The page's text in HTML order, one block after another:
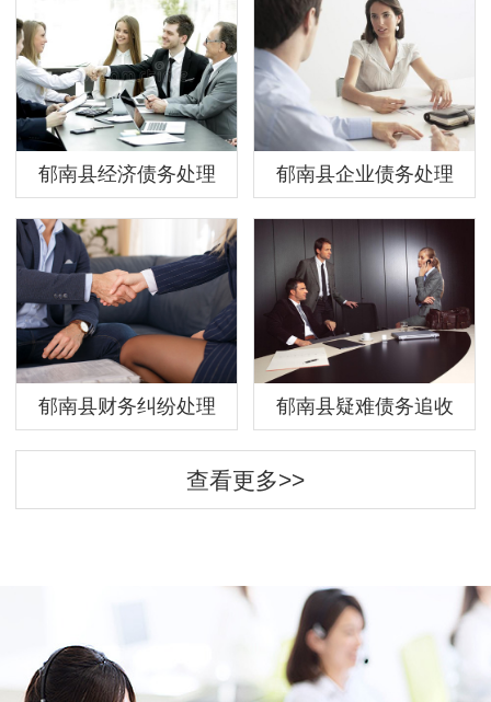
郁南县经济债务处理 郁南县企业债务处理
郁南县财务纠纷处理 郁南县疑难债务追收
查看更多>>